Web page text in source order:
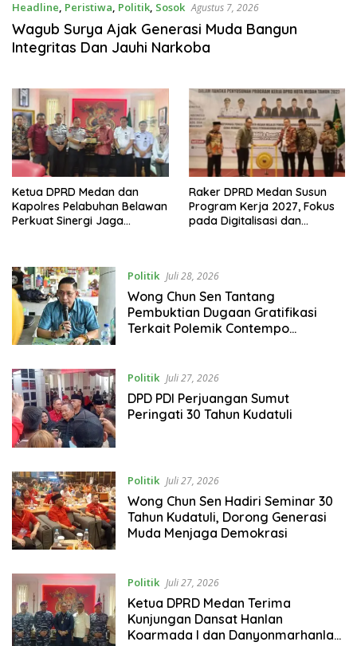
Headline, Peristiwa, Politik, Sosok Agustus 7, 2026
Wagub Surya Ajak Generasi Muda Bangun
Integritas Dan Jauhi Narkoba
Ketua DPRD Medan dan
Kapolres Pelabuhan Belawan
Perkuat Sinergi Jaga
Belawan
Raker DPRD Medan Susun
Program Kerja 2027, Fokus
pada Digitalisasi dan
Politik Juli 28, 2026
Wong Chun Sen Tantang
Pembuktian Dugaan Gratifikasi
Terkait Polemik Contempo
Politik Juli 27, 2026
DPD PDI Perjuangan Sumut
Peringati 30 Tahun Kudatuli
Politik Juli 27, 2026
Wong Chun Sen Hadiri Seminar 30
Tahun Kudatuli, Dorong Generasi
Muda Menjaga Demokrasi
Politik Juli 27, 2026
Ketua DPRD Medan Terima
Kunjungan Dansat Hanlan
Koarmada I dan Danyonmarhanlan